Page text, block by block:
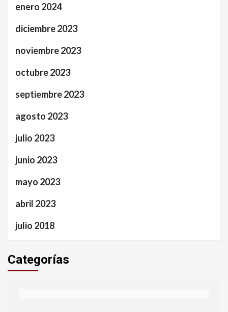
enero 2024
diciembre 2023
noviembre 2023
octubre 2023
septiembre 2023
agosto 2023
julio 2023
junio 2023
mayo 2023
abril 2023
julio 2018
Categorías